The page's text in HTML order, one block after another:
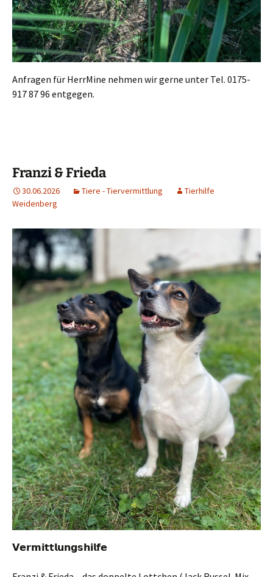
Anfragen für HerrMine nehmen wir gerne unter Tel. 0175-
917 87 96 entgegen.
Franzi & Frieda
30.06.2026 Tiere - Tiervermittlung
Tierhilfe
Weidenberg
𝗩𝗲𝗿𝗺𝗶𝘁𝘁𝗹𝘂𝗻𝗴𝘀𝗵𝗶𝗹𝗳𝗲